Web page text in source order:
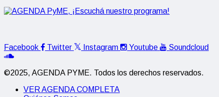
Facebook Twitter Instagram Youtube Soundcloud
©2025, AGENDA PYME. Todos los derechos reservados.
VER AGENDA COMPLETA